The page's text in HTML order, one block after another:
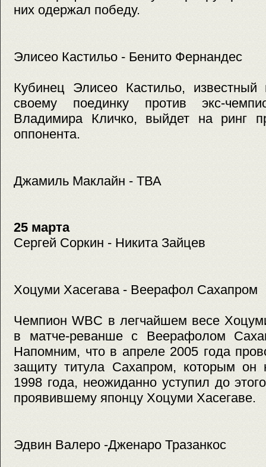
них одержал победу.
Элисео Кастильо - Бенито Фернандес
Кубинец Элисео Кастильо,
своему поединку против экс-
Владимира Кличко, выйдет на ринг
оппонента.
Джамиль Маклайн - ТВА
25 марта
Сергей Соркин - Никита Зайцев
Хоцуми Хасегава - Веерафол Сахапром
Чемпион WBC в легчайшем весе
в матче-реванше с Веерафолом
Напомним, что в апреле 2005 года
защиту титула Сахапром, которым он
1998 года, неожиданно уступил до
проявившему японцу Хоцуми Хасегаве.
Эдвин Валеро -Дженаро Тразанкос